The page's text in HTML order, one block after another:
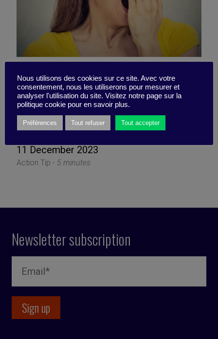
Commitment – the first
step: Instill new meaning
into your job
11 December 2023
Action Tip - 5 minutes
Newsletter subscription
Nous utilisons des cookies sur ce site. Avec votre
consentement, nous les utiliserons pour mesurer et
analyser l'utilisation du site. Visitez notre page sur la
politique cookie pour en savoir plus.
Préférences Tout refuser Tout accepter